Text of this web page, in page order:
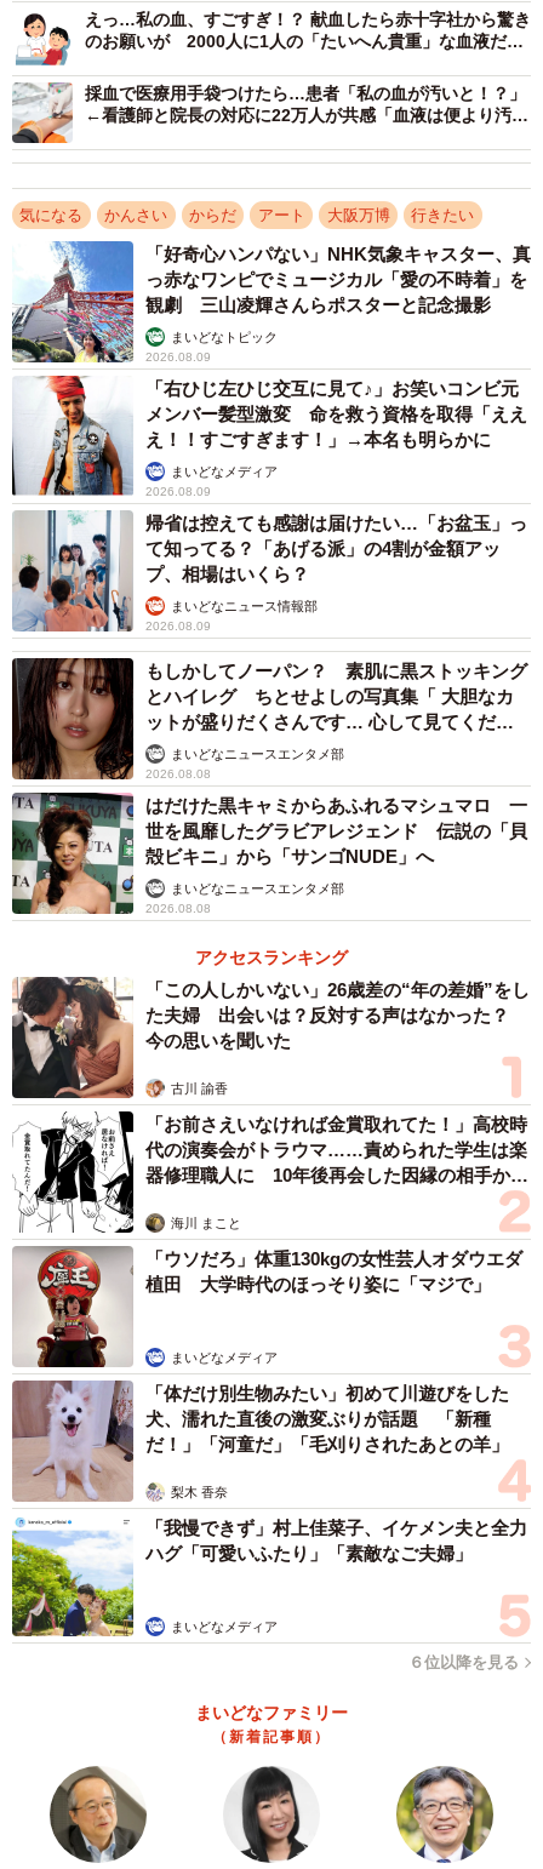
万博イタリア館で、ファルネーゼのアトラスを見たんです
が、血管がリアルに表現されてるのに感動してたら、家族
に冷たいまなざしで見られました
でも、凄くないですか？
大理石彫刻でこのレベルで血管を表現するんですよ！
しかも解剖学的にも正しい位置を走行してるんですよ！
マジで感動してました pic.twitter.com/PKsxWBT1Mw
— シャントの医ンフルエンサー (@KotaroSuemitsu)
September 10, 2025
拡大された腕の画像を見てみると、重い天空を支える腕
にはたくさんの血管が走っています。「お医者さんが見る
と、感動の場所も増えそうです。勉強になります」「そ
れ、分かります😊注射のしやすそうな血管ですね😊」「あ
らためて持ってる写真見直しましたが、確かに凄いで
す！」と感動したというコメントが寄せられています。
国宝級の展示のなかでも、注目度が高い『ファルネーゼのアトラス』
（提供：シャントの医ンフルエンサーさん）
『ファルネーゼのアトラス』は、西暦2世紀に制作された
作品で、天空を肩で支えるギリシャ神話の巨人神「アトラ
ス」が表現されています。この彫刻を１５６２年にアレッ
サンドロ・ファルネーゼ氏が取得したあと、現在はナポリ
国立考古学博物館に展示されています。大理石で、高さは
１９１センチ、重さは約２トンあります。
「シャントの医ンフルエンサー」さんにお話を聞きまし
置なのですか？
腕の写真は別にも撮ってますが、見た限り腕はすべて完
えっ…私の血、すごすぎ！？ 献血したら赤十字社から驚き
のお願いが 2000人に1人の「たいへん貴重」な血液だと
採血で医療用手袋つけたら…患者「私の血が汚いと！？」
←看護師と院長の対応に22万人が共感「血液は便より汚
気になる かんさい からだ アート 大阪万博 行きたい
「好奇心ハンパない」NHK気象キャスター、真
っ赤なワンピでミュージカル「愛の不時着」を
観劇 三山凌輝さんらポスターと記念撮影
まいどなトピック
2026.08.09
「右ひじ左ひじ交互に見て♪」お笑いコンビ元
メンバー髪型激変 命を救う資格を取得「ええ
え！！すごすぎます！」→本名も明らかに
まいどなメディア
2026.08.09
帰省は控えても感謝は届けたい…「お盆玉」っ
て知ってる？「あげる派」の4割が金額アッ
プ、相場はいくら？
まいどなニュース情報部
2026.08.09
もしかしてノーパン？ 素肌に黒ストッキング
とハイレグ ちとせよしの写真集「 大胆なカ
ットが盛りだくさんです… 心して見てくださ
い」まいどなニュースエンタメ部
2026.08.08
はだけた黒キャミからあふれるマシュマロ 一
世を風靡したグラビアレジェンド 伝説の「貝
殻ビキニ」から「サンゴNUDE」へ
まいどなニュースエンタメ部
2026.08.08
アクセスランキング
「この人しかいない」26歳差の“年の差婚”をし
た夫婦 出会いは？反対する声はなかった？
今の思いを聞いた
古川 諭香
「お前さえいなければ金賞取れてた！」高校時
代の演奏会がトラウマ……責められた学生は楽
器修理職人に 10年後再会した因縁の相手から
海川 まこと
「ウソだろ」体重130kgの女性芸人オダウエダ
植田 大学時代のほっそり姿に「マジで」
まいどなメディア
「体だけ別生物みたい」初めて川遊びをした
犬、濡れた直後の激変ぶりが話題 「新種
だ！」「河童だ」「毛刈りされたあとの羊」
梨木 香奈
「我慢できず」村上佳菜子、イケメン夫と全力
ハグ「可愛いふたり」「素敵なご夫婦」
まいどなメディア
６位以降を見る
まいどなファミリー
（新着記事順）